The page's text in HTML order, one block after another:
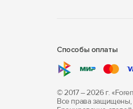
Способы оплаты
© 2017 – 2026 г.
Все права защищены,